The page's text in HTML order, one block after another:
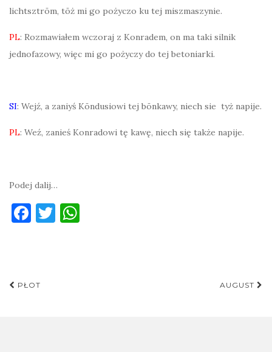
lichtsztrōm, tōż mi go pożyczo ku tej miszmaszynie.
PL: Rozmawiałem wczoraj z Konradem, on ma taki silnik
jednofazowy, więc mi go pożyczy do tej betoniarki.
SI: Wejź, a zaniyś Kōndusiowi tej bōnkawy, niech sie tyż napije.
PL: Weź, zanieś Konradowi tę kawę, niech się także napije.
Podej dalij…
F
b
T
Post
PŁOT AUGUST